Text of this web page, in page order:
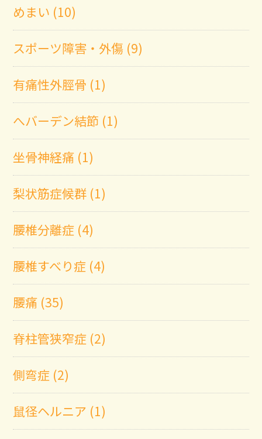
めまい (10)
スポーツ障害・外傷 (9)
有痛性外脛骨 (1)
へバーデン結節 (1)
坐骨神経痛 (1)
梨状筋症候群 (1)
腰椎分離症 (4)
腰椎すべり症 (4)
腰痛 (35)
脊柱管狭窄症 (2)
側弯症 (2)
鼠径ヘルニア (1)